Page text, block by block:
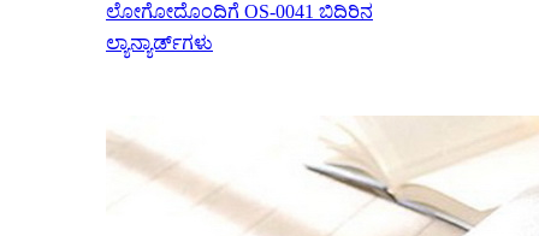
ಲೋಗೋದೊಂದಿಗೆ OS-0041 ಬಿದಿರಿನ
ಲ್ಯಾನ್ಯಾರ್ಡ್‌ಗಳು